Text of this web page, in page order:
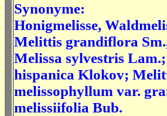
Synonyme:
Honigmelisse,
Melittis grandiflora
Melissa sylvestris
hispanica Klokov;
melissophyllum var.
melissiifolia Bub.